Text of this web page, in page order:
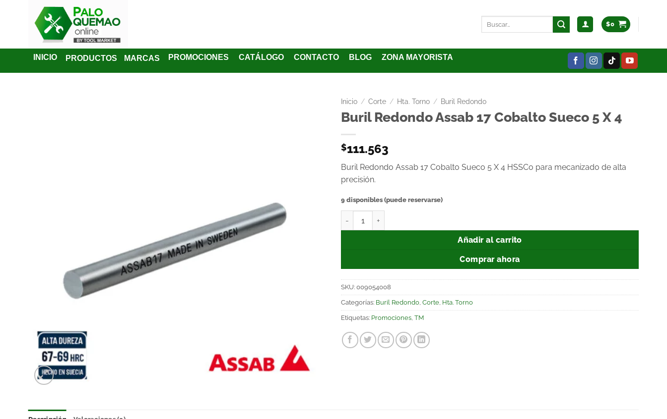
$0
INICIO PRODUCTOS MARCAS PROMOCIONES CATÁLOGO CONTACTO BLOG ZONA MAYORISTA
Inicio / Corte / Hta. Torno / Buril Redondo
Buril Redondo Assab 17 Cobalto Sueco 5 X 4
$111.563
Buril Redondo Assab 17 Cobalto Sueco 5 X 4 HSSCo para mecanizado de alta
precisión.
9 disponibles (puede reservarse)
Añadir al carrito
Comprar ahora
SKU: 009054008
Categorías: Buril Redondo Corte Hta. Torno
Etiquetas: Promociones TM